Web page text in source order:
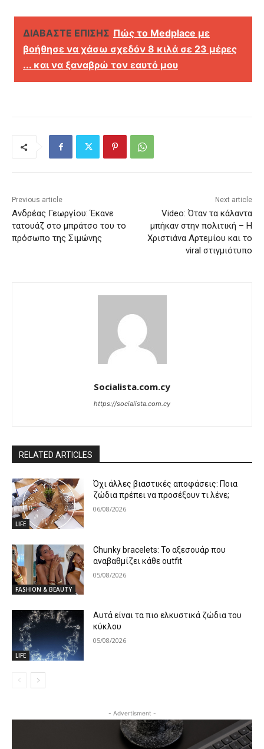
ΔΙΑΒΑΣΤΕ ΕΠΙΣΗΣ Πώς το Medplace με
βοήθησε να χάσω σχεδόν 8 κιλά σε 23 μέρες
... και να ξαναβρώ τον εαυτό μου
Previous article
Ανδρέας Γεωργίου: Έκανε
τατουάζ στο μπράτσο του το
πρόσωπο της Σιμώνης
Next article
Video: Όταν τα κάλαντα
μπήκαν στην πολιτική – Η
Χριστιάνα Αρτεμίου και το
viral στιγμιότυπο
Socialista.com.cy
https://socialista.com.cy
RELATED ARTICLES
LIFE
Όχι άλλες βιαστικές αποφάσεις: Ποια
ζώδια πρέπει να προσέξουν τι λένε;
06/08/2026
FASHION & BEAUTY
Chunky bracelets: Το αξεσουάρ που
αναβαθμίζει κάθε outfit
05/08/2026
LIFE
Αυτά είναι τα πιο ελκυστικά ζώδια του
κύκλου
05/08/2026
- Advertisment -